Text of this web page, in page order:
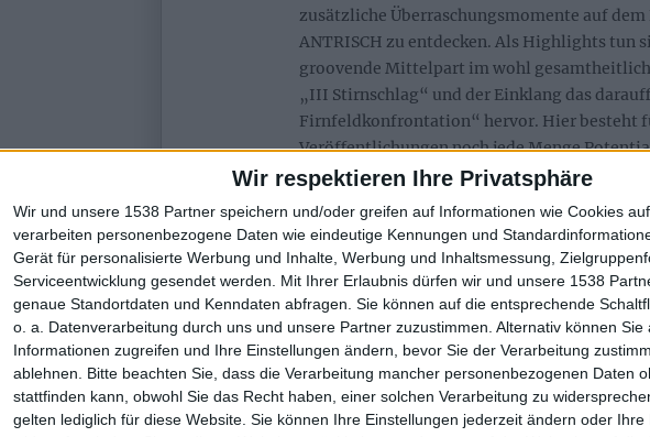
Wir respektieren Ihre Privatsphäre
Wir und unsere 1538 Partner speichern und/oder greifen auf Informationen wie Cookies
verarbeiten personenbezogene Daten wie eindeutige Kennungen und
Gerät für personalisierte Werbung und Inhalte, Werbung und Inhaltsmessung,
Serviceentwicklung gesendet werden.
Mit Ihrer Erlaubnis dürfen wir und unsere 1538
genaue Standortdaten und Kenndaten abfragen. Sie können auf die entsprechende
o. a. Datenverarbeitung durch uns und unsere Partner zuzustimmen. Alternativ können Sie
Informationen zugreifen und Ihre Einstellungen ändern, bevor Sie der Verarbeitung
ablehnen.
Bitte beachten Sie, dass die Verarbeitung mancher personenbezogenen Daten
stattfinden kann, obwohl Sie das Recht haben, einer solchen Verarbeitung zu
gelten lediglich für diese Website. Sie können Ihre Einstellungen jederzeit ändern oder Ihre
zusätzliche Überraschungsmomente auf
ANTRISCH zu entdecken. Als Highlights tun
groovende Mittelpart im wohl
„III Stirnschlag“ und der Einklang das
Firnfeldkonfrontation“ hervor. Hier besteht
Veröffentlichungen noch jede Menge
Ausreizung dieser ungewöhnlichen
einhergehend, zum Ausbau eines
Klangbildes. Die letzten beiden Titel rücken
modernen, bisweilen fast schon postig
„Expedition I: Dissonanzgrat“ mehr in den
Gipfelfieber“ überrascht gegen Ende mit
Hommage an den wehleidig singenden
nach „Grim Omens“ vom Album „Strange
Tremors“ die nunmehr zweite Huldigung
Ausnahmetalents Valfar durch die Bajuwaren.
6/10
Above Aurora
Path To Ruin